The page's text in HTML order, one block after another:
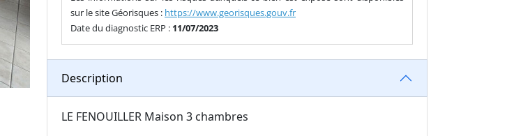
sur le site Géorisques : https://www.georisques.gouv.fr
Date du diagnostic ERP : 11/07/2023
Description
LE FENOUILLER Maison 3 chambres